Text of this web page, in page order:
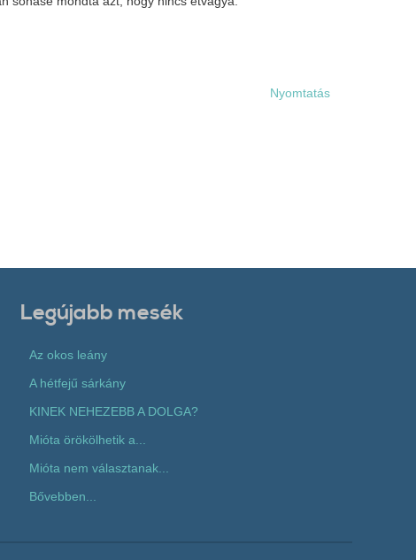
Nyomtatás
Legújabb mesék
Az okos leány
A hétfejű sárkány
KINEK NEHEZEBB A DOLGA?
Mióta örökölhetik a...
Mióta nem választanak...
Bővebben...